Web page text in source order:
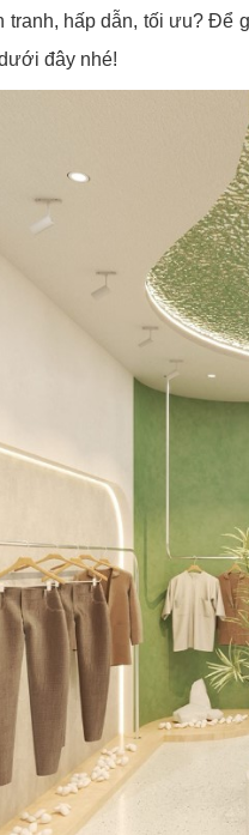
tranh, hấp dẫn, tối ưu? Để
đây nhé!